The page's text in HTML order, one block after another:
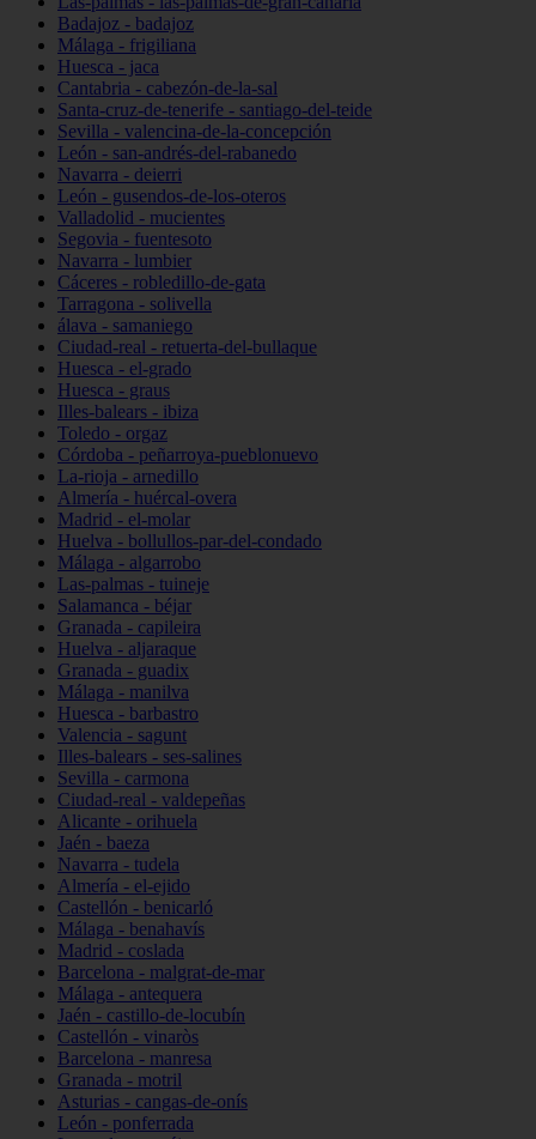
Badajoz - badajoz
Málaga - frigiliana
Huesca - jaca
Cantabria - cabezón-de-la-sal
Santa-cruz-de-tenerife - santiago-del-teide
Sevilla - valencina-de-la-concepción
León - san-andrés-del-rabanedo
Navarra - deierri
León - gusendos-de-los-oteros
Valladolid - mucientes
Segovia - fuentesoto
Navarra - lumbier
Cáceres - robledillo-de-gata
Tarragona - solivella
álava - samaniego
Ciudad-real - retuerta-del-bullaque
Huesca - el-grado
Huesca - graus
Illes-balears - ibiza
Toledo - orgaz
Córdoba - peñarroya-pueblonuevo
La-rioja - arnedillo
Almería - huércal-overa
Madrid - el-molar
Huelva - bollullos-par-del-condado
Málaga - algarrobo
Las-palmas - tuineje
Salamanca - béjar
Granada - capileira
Huelva - aljaraque
Granada - guadix
Málaga - manilva
Huesca - barbastro
Valencia - sagunt
Illes-balears - ses-salines
Sevilla - carmona
Ciudad-real - valdepeñas
Alicante - orihuela
Jaén - baeza
Navarra - tudela
Almería - el-ejido
Castellón - benicarló
Málaga - benahavís
Madrid - coslada
Barcelona - malgrat-de-mar
Málaga - antequera
Jaén - castillo-de-locubín
Castellón - vinaròs
Barcelona - manresa
Granada - motril
Asturias - cangas-de-onís
León - ponferrada